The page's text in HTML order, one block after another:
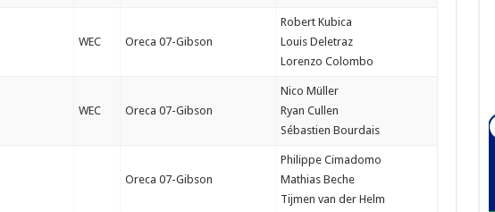
WEC Oreca 07-Gibson
Robert Kubica
Louis Deletraz
Lorenzo Colombo
WEC Oreca 07-Gibson
Nico Müller
Ryan Cullen
Sébastien Bourdais
Oreca 07-Gibson
Philippe Cimadomo
Mathias Beche
Tijmen van der Helm